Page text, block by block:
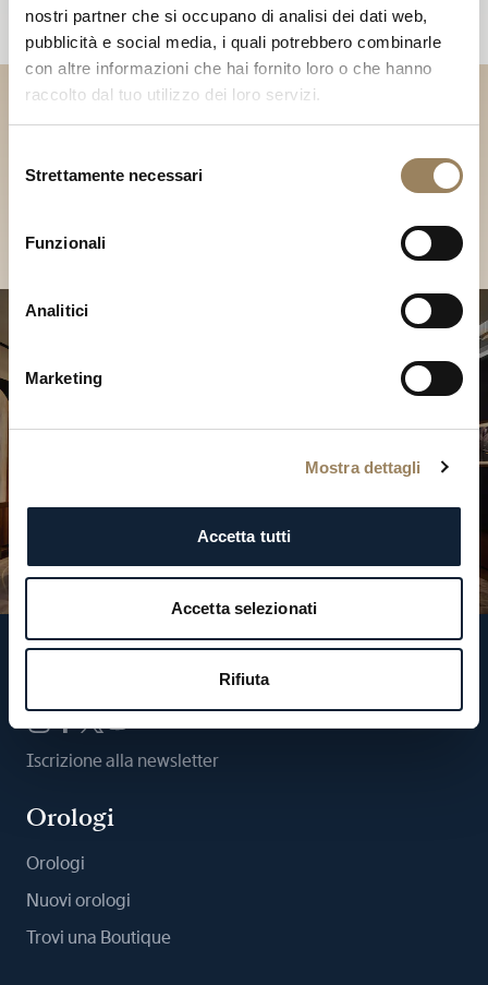
nostri partner che si occupano di analisi dei dati web,
pubblicità e social media, i quali potrebbero combinarle
con altre informazioni che hai fornito loro o che hanno
raccolto dal tuo utilizzo dei loro servizi.
delStrettamente necessari
Funzionali
Analitici
Marketing
Mostra dettagli
Accetta tutti
Accetta selezionati
Rifiuta
Scopri le nostre collezioni in
Boutique
Iscrizione alla newsletter
Orologi
Orologi
Nuovi orologi
Trovi una Boutique